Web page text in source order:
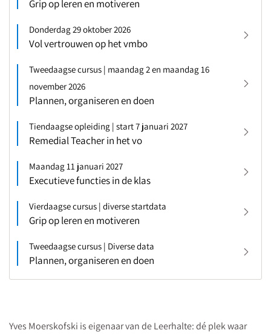
Grip op leren en motiveren
Donderdag 29 oktober 2026
Vol vertrouwen op het vmbo
Tweedaagse cursus | maandag 2 en maandag 16
november 2026
Plannen, organiseren en doen
Tiendaagse opleiding | start 7 januari 2027
Remedial Teacher in het vo
Maandag 11 januari 2027
Executieve functies in de klas
Vierdaagse cursus | diverse startdata
Grip op leren en motiveren
Tweedaagse cursus | Diverse data
Plannen, organiseren en doen
Yves Moerskofski is eigenaar van de Leerhalte: dé plek waar